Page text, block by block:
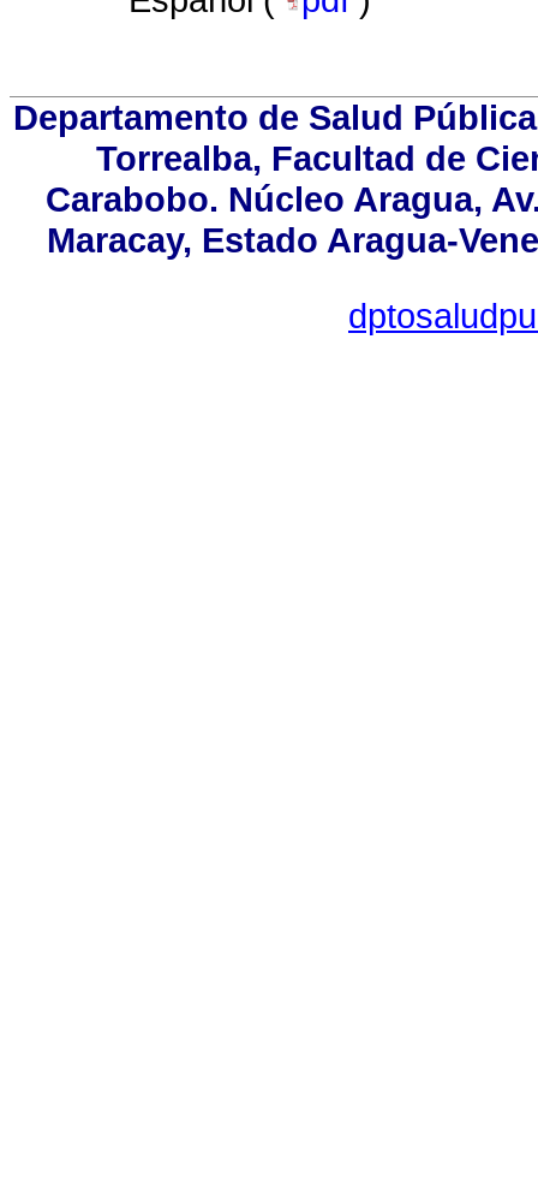
Departamento de Salud
Torrealba, Facultad de
Carabobo. Núcleo Aragua,
Maracay, Estado Aragua-